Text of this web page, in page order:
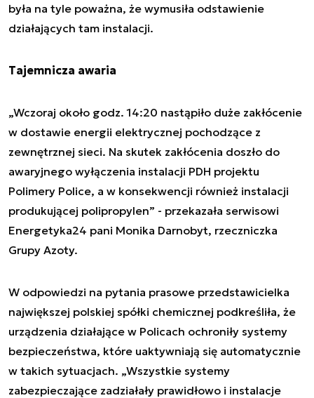
była na tyle poważna, że wymusiła odstawienie
działających tam instalacji.
Tajemnicza awaria
„Wczoraj około godz. 14:20 nastąpiło duże zakłócenie
w dostawie energii elektrycznej pochodzące z
zewnętrznej sieci. Na skutek zakłócenia doszło do
awaryjnego wyłączenia instalacji PDH projektu
Polimery Police, a w konsekwencji również instalacji
produkującej polipropylen” - przekazała serwisowi
Energetyka24 pani Monika Darnobyt, rzeczniczka
Grupy Azoty.
W odpowiedzi na pytania prasowe przedstawicielka
największej polskiej spółki chemicznej podkreśliła, że
urządzenia działające w Policach ochroniły systemy
bezpieczeństwa, które uaktywniają się automatycznie
w takich sytuacjach. „Wszystkie systemy
zabezpieczające zadziałały prawidłowo i instalacje